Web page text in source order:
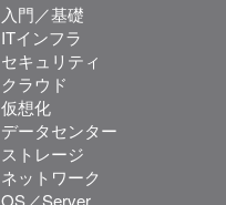
入門／基礎
ITインフラ
セキュリティ
クラウド
仮想化
データセンター
ストレージ
ネットワーク
OS／Server